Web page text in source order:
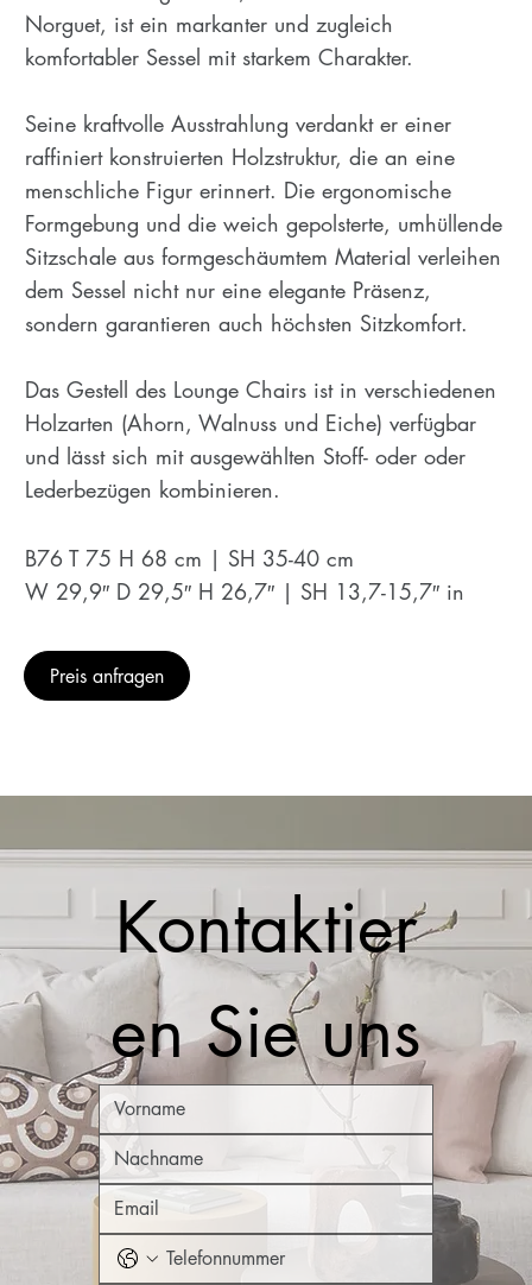
Norguet, ist ein markanter und zugleich
komfortabler Sessel mit starkem Charakter.
Seine kraftvolle Ausstrahlung verdankt er einer
raffiniert konstruierten Holzstruktur, die an eine
menschliche Figur erinnert. Die ergonomische
Formgebung und die weich gepolsterte, umhüllende
Sitzschale aus formgeschäumtem Material verleihen
dem Sessel nicht nur eine elegante Präsenz,
sondern garantieren auch höchsten Sitzkomfort.
Das Gestell des Lounge Chairs ist in verschiedenen
Holzarten (Ahorn, Walnuss und Eiche) verfügbar
und lässt sich mit ausgewählten Stoff- oder oder
Lederbezügen kombinieren.
B76 T 75 H 68 cm | SH 35-40 cm
W 29,9″ D 29,5″ H 26,7″ | SH 13,7-15,7″ in
Preis anfragen
Kontaktier
en Sie uns